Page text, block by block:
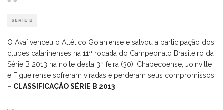
SÉRIE B
O Avaí venceu o Atlético Goianiense e salvou a participação dos
clubes catarinenses na 11ª rodada do Campeonato Brasileiro da
Série B 2013 na noite desta 3ª feira (30). Chapecoense, Joinville
e Figueirense sofreram viradas e perderam seus compromissos.
– CLASSIFICAÇÃO SÉRIE B 2013